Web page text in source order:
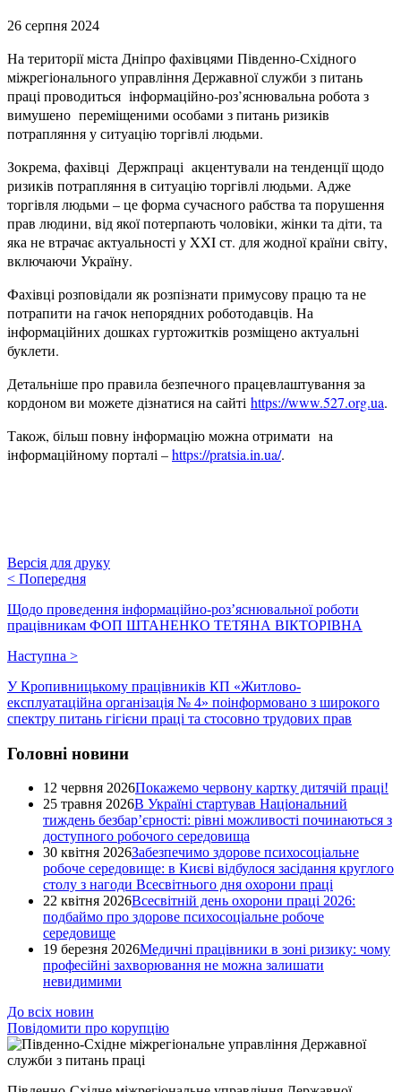
26 серпня 2024
На території міста Дніпро фахівцями Південно-Східного
міжрегіонального управління Державної служби з питань
праці проводиться інформаційно-роз’яснювальна робота з
вимушено переміщеними особами з питань ризиків
потрапляння у ситуацію торгівлі людьми.
Зокрема, фахівці Держпраці акцентували на тенденції щодо
ризиків потрапляння в ситуацію торгівлі людьми. Адже
торгівля людьми – це форма сучасного рабства та порушення
прав людини, від якої потерпають чоловіки, жінки та діти, та
яка не втрачає актуальності у XXI ст. для жодної країни світу,
включаючи Україну.
Фахівці розповідали як розпізнати примусову працю та не
потрапити на гачок непорядних роботодавців. На
інформаційних дошках гуртожитків розміщено актуальні
буклети.
Детальніше про правила безпечного працевлаштування за
кордоном ви можете дізнатися на сайті https://www.527.org.ua.
Також, більш повну інформацію можна отримати на
інформаційному порталі –https://pratsia.in.ua/.
Версія для друку
< Попередня
Щодо проведення інформаційно-роз’яснювальної роботи
працівникам ФОП ШТАНЕНКО ТЕТЯНА ВІКТОРІВНА
Наступна >
У Кропивницькому працівників КП «Житлово-
експлуатаційна організація № 4» поінформовано з широкого
спектру питань гігієни праці та стосовно трудових прав
Головні новини
12 червня 2026Покажемо червону картку дитячій праці!
25 травня 2026В Україні стартував Національний
тиждень безбар’єрності: рівні можливості починаються з
доступного робочого середовища
30 квітня 2026Забезпечимо здорове психосоціальне
робоче середовище: в Києві відбулося засідання круглого
столу з нагоди Всесвітнього дня охорони праці
22 квітня 2026Всесвітній день охорони праці 2026:
подбаймо про здорове психосоціальне робоче
середовище
19 березня 2026Медичні працівники в зоні ризику: чому
професійні захворювання не можна залишати
невидимими
До всіх новин
Повідомити про корупцію